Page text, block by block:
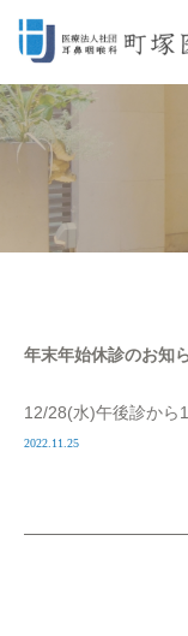
年末年始休診のお知
12/28(水)午後診から
2022.11.25